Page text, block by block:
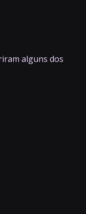
alguns dos